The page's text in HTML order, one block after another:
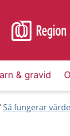
& gravid
Så fungerar